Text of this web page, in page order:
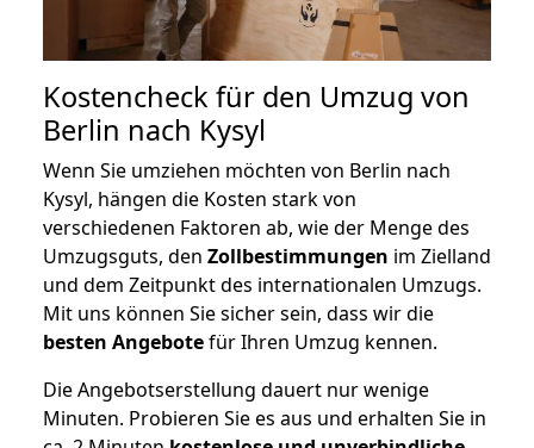
Kostencheck für den Umzug von
Berlin nach Kysyl
Wenn Sie umziehen möchten von Berlin nach
Kysyl, hängen die Kosten stark von
verschiedenen Faktoren ab, wie der Menge des
Umzugsguts, den Zollbestimmungen im Zielland
und dem Zeitpunkt des internationalen Umzugs.
Mit uns können Sie sicher sein, dass wir die
besten Angebotefür Ihren Umzug kennen.
Die Angebotserstellung dauert nur wenige
Minuten. Probieren Sie es aus und erhalten Sie in